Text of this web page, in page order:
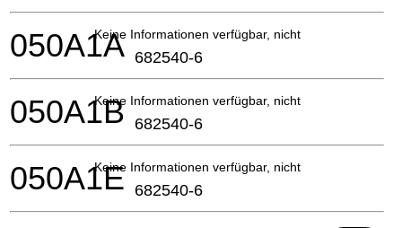
Keine Informationen verfügbar, nicht bestellbar
050A1A 682540-6
Keine Informationen verfügbar, nicht bestellbar
050A1B 682540-6
Keine Informationen verfügbar, nicht bestellbar
050A1E 682540-6